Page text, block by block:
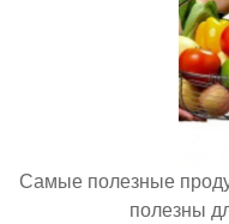
Самые полезные
полезны